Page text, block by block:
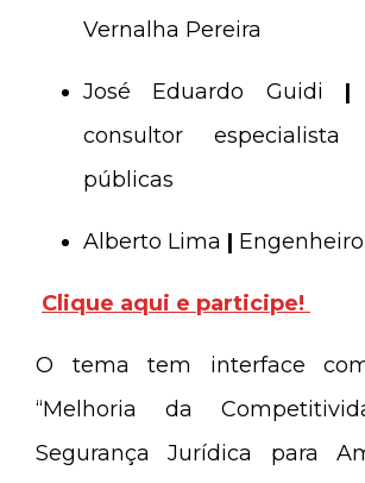
Vernalha Pereira
José Eduardo Guidi |
consultor
públicas
Alberto Lima |
Clique aqui e participe!
O tema tem interface
“Melhoria da
Segurança Jurídica para